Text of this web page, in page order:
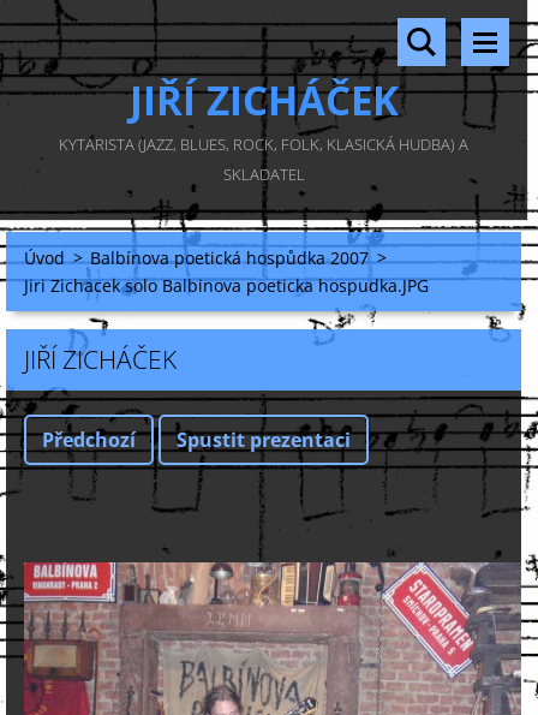
JIŘÍ ZICHÁČEK
KYTARISTA (JAZZ, BLUES, ROCK, FOLK, KLASICKÁ HUDBA) A
SKLADATEL
Úvod > Balbínova poetická hospůdka 2007 >
Jiri Zichacek solo Balbinova poeticka hospudka.JPG
JIŘÍ ZICHÁČEK
Předchozí Spustit prezentaci